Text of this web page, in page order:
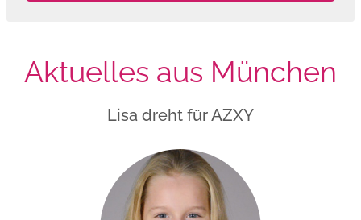
Aktuelles aus München
Lisa dreht für AZXY